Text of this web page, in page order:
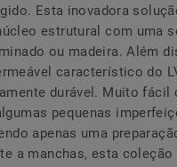
Esta inovadora
estrutural com uma
ou madeira. Além
característico do
durável. Muito fácil
pequenas
apenas uma
a manchas, esta